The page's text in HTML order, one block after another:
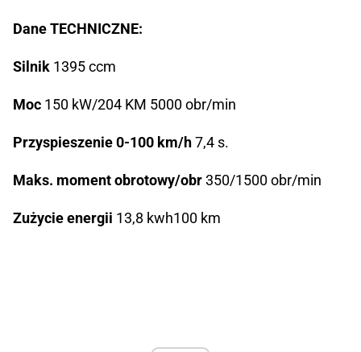
Dane TECHNICZNE:
Silnik 1395 ccm
Moc 150 kW/204 KM 5000 obr/min
Przyspieszenie 0-100 km/h7,4 s.
Maks. moment obrotowy/obr350/1500 obr/min
Zużycie energii 13,8 kwh100 km